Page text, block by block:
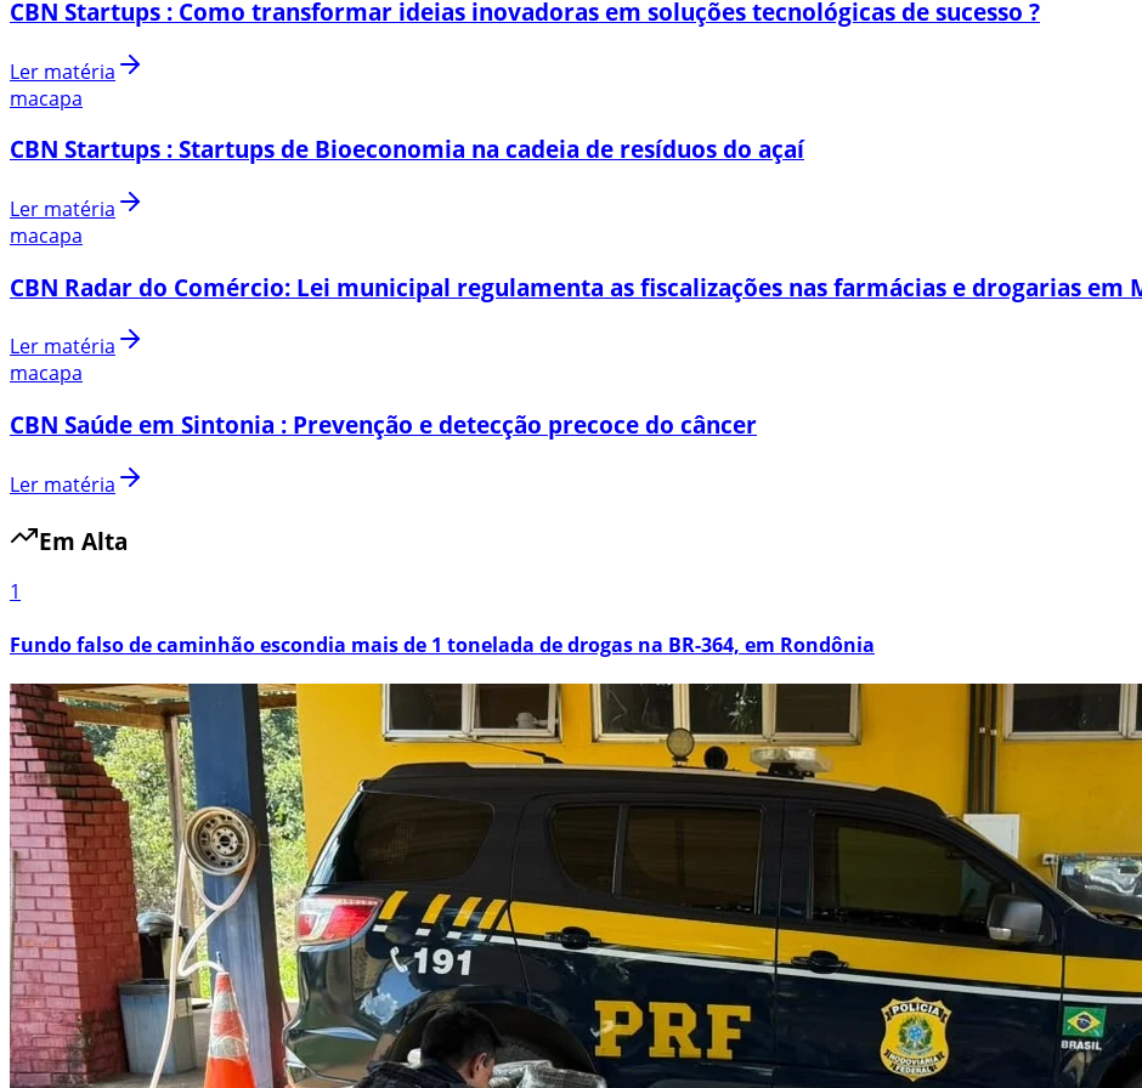
CBN Startups : Como transformar ideias inovadoras em soluções tecnológicas de sucesso ?
Ler matéria
macapa
CBN Startups : Startups de Bioeconomia na cadeia de resíduos do açaí
Ler matéria
macapa
CBN Radar do Comércio: Lei municipal regulamenta as fiscalizações nas farmácias e drogarias em
Ler matéria
macapa
CBN Saúde em Sintonia : Prevenção e detecção precoce do câncer
Ler matéria
Em Alta
1
Fundo falso de caminhão escondia mais de 1 tonelada de drogas na BR-364, em Rondônia